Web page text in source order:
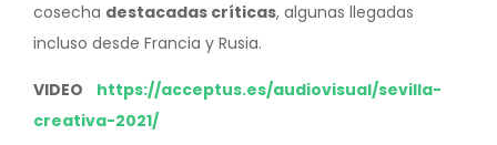
cosecha destacadas críticas, algunas llegadas
incluso desde Francia y Rusia.
VIDEO https://acceptus.es/audiovisual/sevilla-
creativa-2021/